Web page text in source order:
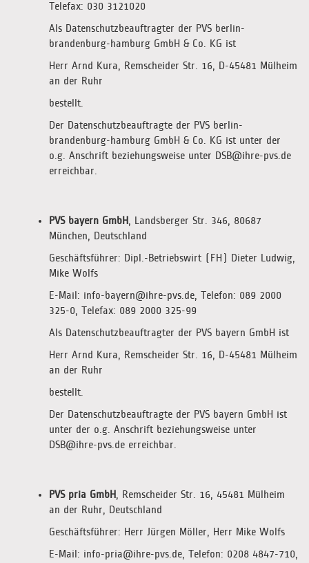
Telefax: 030 3121020
Als Datenschutzbeauftragter der PVS berlin-
brandenburg-hamburg GmbH & Co. KG ist
Herr Arnd Kura, Remscheider Str. 16, D-45481 Mülheim
an der Ruhr
bestellt.
Der Datenschutzbeauftragte der PVS berlin-
brandenburg-hamburg GmbH & Co. KG ist unter der
o.g. Anschrift beziehungsweise unter DSB@ihre-pvs.de
erreichbar.
PVS bayern GmbH, Landsberger Str. 346, 80687
München, Deutschland
Geschäftsführer: Dipl.-Betriebswirt (FH) Dieter Ludwig,
Mike Wolfs
E-Mail: info-bayern@ihre-pvs.de, Telefon: 089 2000
325-0, Telefax: 089 2000 325-99
Als Datenschutzbeauftragter der PVS bayern GmbH ist
Herr Arnd Kura, Remscheider Str. 16, D-45481 Mülheim
an der Ruhr
bestellt.
Der Datenschutzbeauftragte der PVS bayern GmbH ist
unter der o.g. Anschrift beziehungsweise unter
DSB@ihre-pvs.de erreichbar.
PVS pria GmbH, Remscheider Str. 16, 45481 Mülheim
an der Ruhr, Deutschland
Geschäftsführer: Herr Jürgen Möller, Herr Mike Wolfs
E-Mail: info-pria@ihre-pvs.de, Telefon: 0208 4847-710,